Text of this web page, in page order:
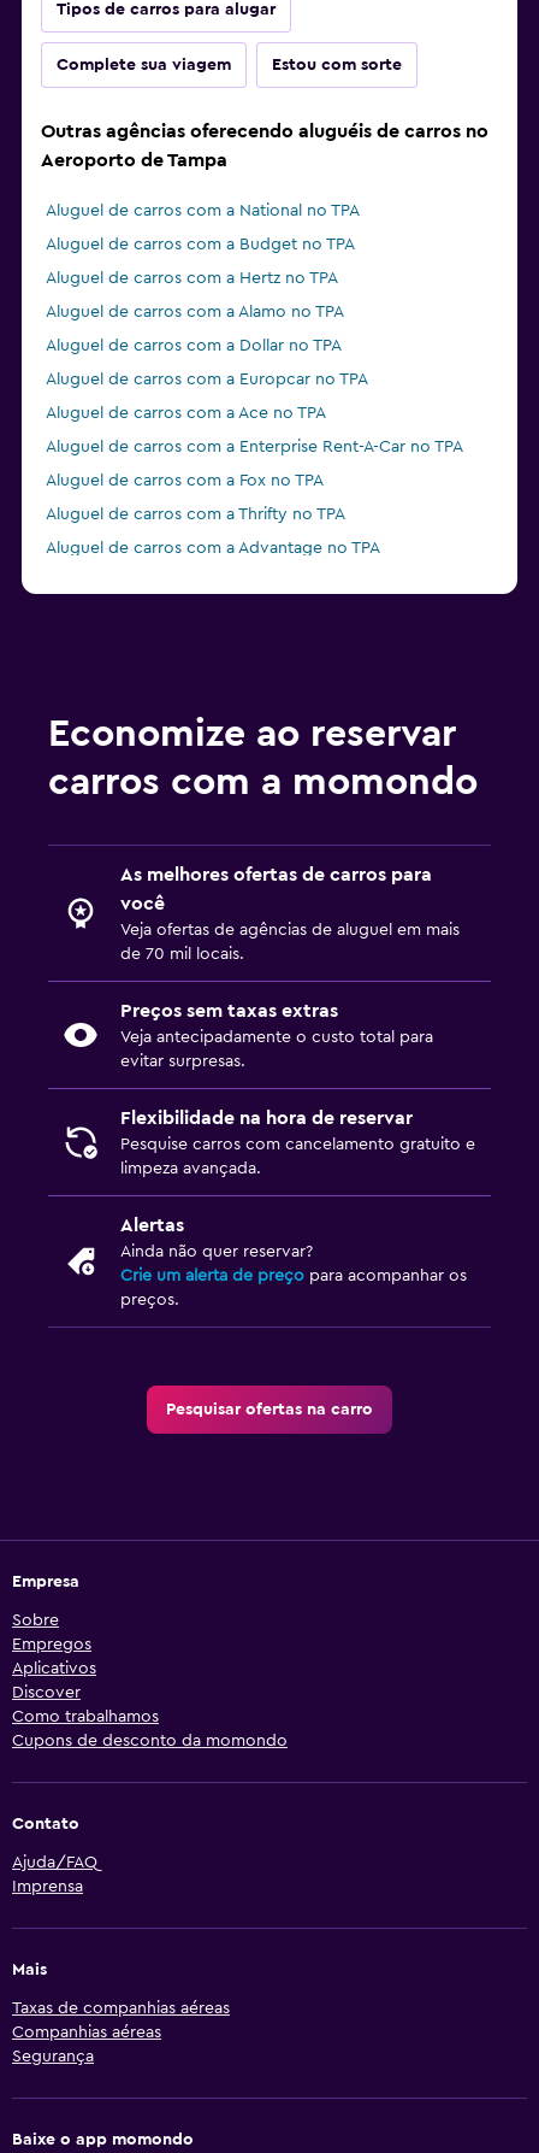
Tipos de carros para alugar
Complete sua viagem Estou com sorte
Outras agências oferecendo aluguéis de carros no
Aeroporto de Tampa
Aluguel de carros com a National no TPA
Aluguel de carros com a Budget no TPA
Aluguel de carros com a Hertz no TPA
Aluguel de carros com a Alamo no TPA
Aluguel de carros com a Dollar no TPA
Aluguel de carros com a Europcar no TPA
Aluguel de carros com a Ace no TPA
Aluguel de carros com a Enterprise Rent-A-Car no TPA
Aluguel de carros com a Fox no TPA
Aluguel de carros com a Thrifty no TPA
Aluguel de carros com a Advantage no TPA
Economize ao reservar
carros com a momondo
As melhores ofertas de carros para
você
Veja ofertas de agências de aluguel em mais
de 70 mil locais.
Preços sem taxas extras
Veja antecipadamente o custo total para
evitar surpresas.
Flexibilidade na hora de reservar
Pesquise carros com cancelamento gratuito e
limpeza avançada.
Alertas
Ainda não quer reservar?
Crie um alerta de preço para acompanhar os
preços.
Pesquisar ofertas na carro
Empresa
Sobre
Empregos
Aplicativos
Discover
Como trabalhamos
Cupons de desconto da momondo
Contato
Ajuda/FAQ
Imprensa
Mais
Taxas de companhias aéreas
Companhias aéreas
Segurança
Baixe o app momondo